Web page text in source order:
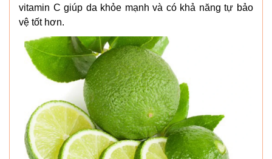
vitamin C giúp da khỏe mạnh và có khả năng tự bảo
vệ tốt hơn.